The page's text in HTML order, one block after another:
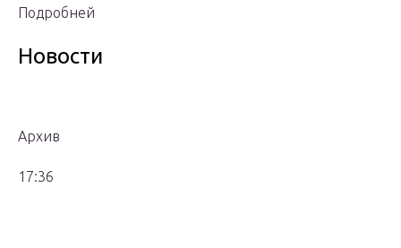
Подробней
Новости
Архив
17:36